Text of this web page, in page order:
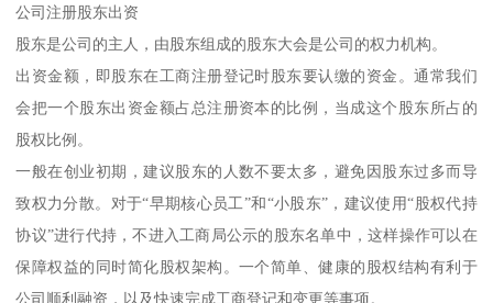
公司注册股东出资
股东是公司的主人，由股东组成的股东大会是公司的权力机构。
出资金额，即股东在工商注册登记时股东要认缴的资金。通常我们
会把一个股东出资金额占总注册资本的比例，当成这个股东所占的
股权比例。
一般在创业初期，建议股东的人数不要太多，避免因股东过多而导
致权力分散。对于“早期核心员工”和“小股东”，建议使用“股权代持
协议”进行代持，不进入工商局公示的股东名单中，这样操作可以在
保障权益的同时简化股权架构。一个简单、健康的股权结构有利于
公司顺利融资，以及快速完成工商登记和变更等事项。